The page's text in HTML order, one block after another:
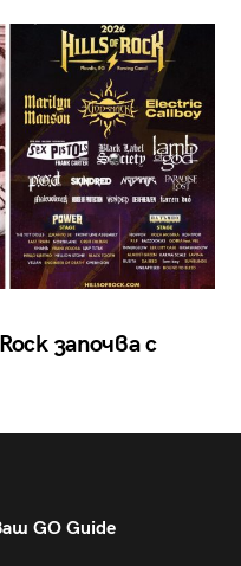
започва с
GO Guide